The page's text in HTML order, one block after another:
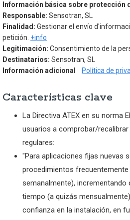
Información básica sobre protección
Responsable: Sensotran, SL
Finalidad: Gestionar el envío
petición. +info
Legitimación: Consentimiento de la
Destinatarios: Sensotran, SL
Información adicional
Política de
Características clave
La Directiva ATEX en su norma
usuarios a comprobar/
regulares:
"Para aplicaciones fijas nuevas
procedimientos frecuentemente
semanalmente), incrementando
tiempo (a quizás
confianza en la instalación, en